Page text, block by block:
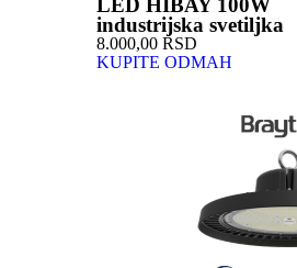
LED HIBAY 100W
industrijska svetiljka
8.000,00 RSD
KUPITE ODMAH